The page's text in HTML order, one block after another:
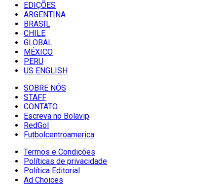
EDIÇÕES
ARGENTINA
BRASIL
CHILE
GLOBAL
MÉXICO
PERU
US ENGLISH
SOBRE NÓS
STAFF
CONTATO
Escreva no Bolavip
RedGol
Futbolcentroamerica
Termos e Condições
Políticas de privacidade
Política Editorial
Ad Choices